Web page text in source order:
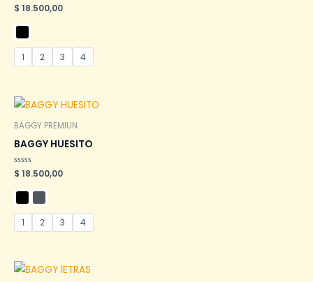
Valorado
en
0
de
5
$ 18.500,00
1 2 3 4
BAGGY PREMIUN
BAGGY HUESITO
Valorado
en
0
de
5
$ 18.500,00
1 2 3 4